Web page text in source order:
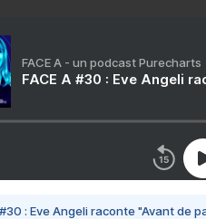
FACE A - un podcast Purecharts
FACE A #30 : Eve Angeli
#30 : Eve Angeli raconte "Avant de